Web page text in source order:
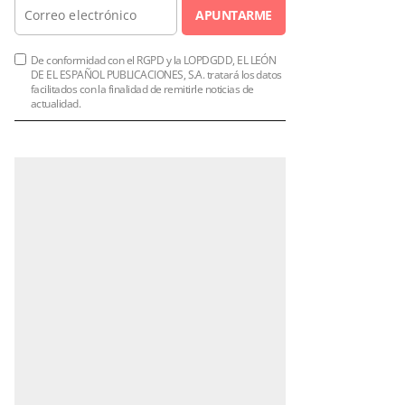
APUNTARME
De conformidad con el RGPD y la LOPDGDD, EL LEÓN
DE EL ESPAÑOL PUBLICACIONES, S.A. tratará los datos
facilitados con la finalidad de remitirle noticias de
actualidad.